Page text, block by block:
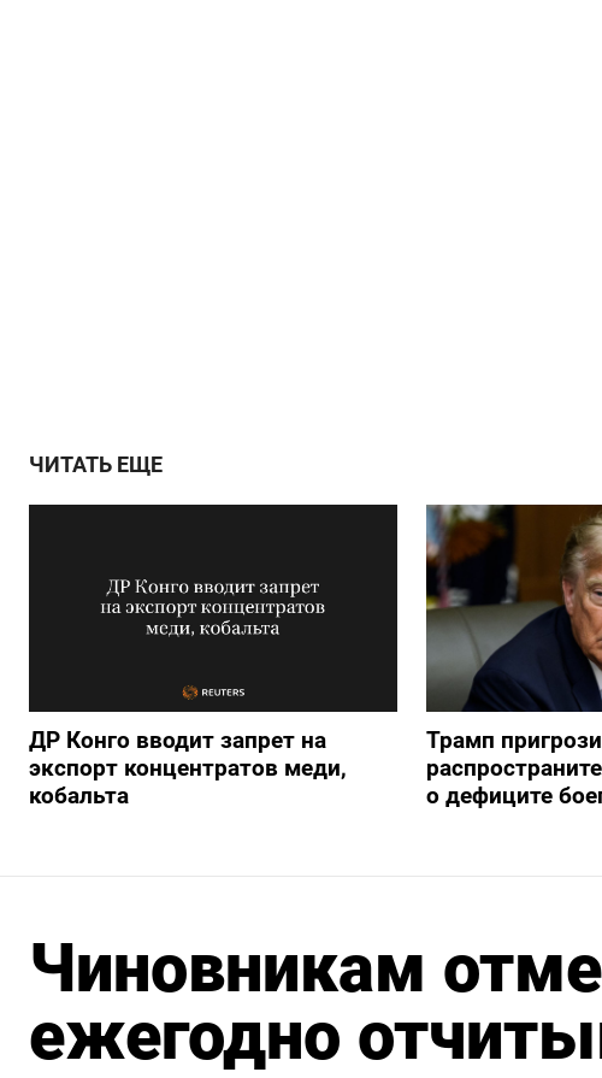
ЧИТАТЬ ЕЩЕ
ДР Конго вводит запрет на
экспорт концентратов меди,
кобальта
Трамп
о дефиците
Чиновникам
ежегодно